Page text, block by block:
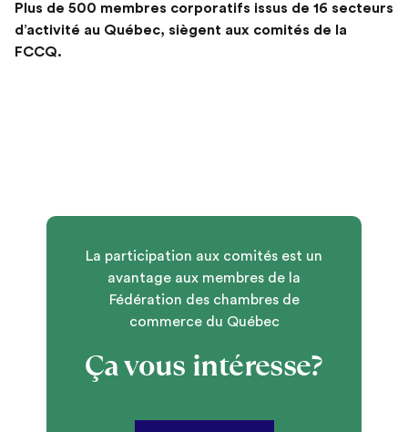
Plus de 500 membres corporatifs issus de 16 secteurs
d’activité au Québec, siègent aux comités de la
FCCQ.
La participation aux comités est un
avantage aux membres de la
Fédération des chambres de
commerce du Québec
Ça vous intéresse?